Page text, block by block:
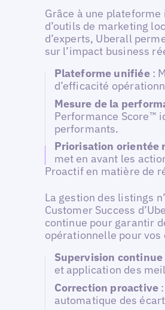
Grâce à une
d’outils de marketing
d’experts, Uberall
sur l’impact business
Plateforme unifiée:
d’efficacité
Mesure de la
Performance Score™
performants.
Priorisation orientée
met en avant les
Proactif en matière de
La gestion des listings
Customer Success
continue pour garantir
opérationnelle pour vos
Supervision continue
et application des
Correction proactive
automatique des